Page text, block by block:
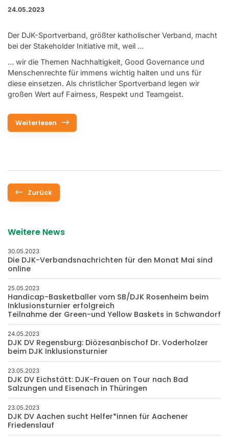
24.05.2023
Der DJK-Sportverband, größter katholischer Verband, macht
bei der Stakeholder Initiative mit, weil …
… wir die Themen Nachhaltigkeit, Good Governance und
Menschenrechte für immens wichtig halten und uns für
diese einsetzen. Als christlicher Sportverband legen wir
großen Wert auf Fairness, Respekt und Teamgeist.
Weiterlesen
Zurück
Weitere News
30.05.2023
Die DJK-Verbandsnachrichten für den Monat Mai sind
online
25.05.2023
Handicap-Basketballer vom SB/DJK Rosenheim beim
Inklusionsturnier erfolgreich
Teilnahme der Green-und Yellow Baskets in Schwandorf
24.05.2023
DJK DV Regensburg: Diözesanbischof Dr. Voderholzer
beim DJK Inklusionsturnier
23.05.2023
DJK DV Eichstätt: DJK-Frauen on Tour nach Bad
Salzungen und Eisenach in Thüringen
23.05.2023
DJK DV Aachen sucht Helfer*innen für Aachener
Friedenslauf